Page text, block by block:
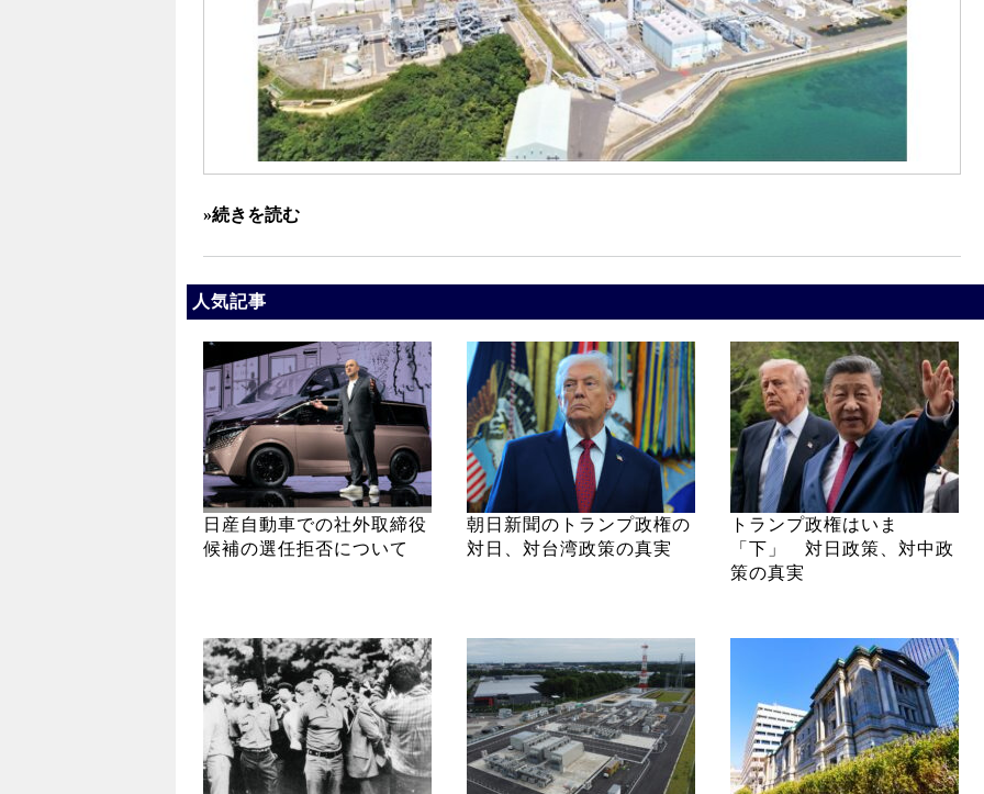
»続きを読む
人気記事
日産自動車での社外取締役
候補の選任拒否について
朝日新聞のトランプ政権の
対日、対台湾政策の真実
トランプ政権はいま
「下」 対日政策、対中政
策の真実